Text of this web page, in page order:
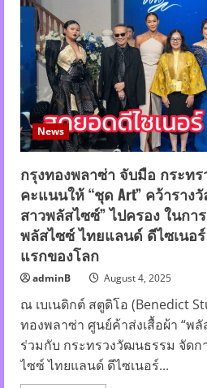
ประจำ
วัน
ที่
1–
16
สิงหาคม
2568
กลาง
เดือน
ดาว
ย้าย
แรง
ชีวิต
ใคร
จะ
พุ่ง
ต้อง
เบรก
เช็ก
เลย!
News
กรุงทองพลาซ่า จับมือ กระท
คะแนนให้ “ชุด Art” คว้าราง
สาวพลัสไซซ์” ไปครอง ในกา
พลัสไซซ์ ไทยแลนด์ ดีไซเนอร์
แรกของโลก
adminB August 4, 2025
ณ เบเนดิกต์ สตูดิโอ (Benedict
ทองพลาซ่า ศูนย์ค้าส่งเสื้อผ้า “พ
ร่วมกับ กระทรวงวัฒนธรรม จัดก
ไซซ์ ไทยแลนด์ ดีไซเนอร์...